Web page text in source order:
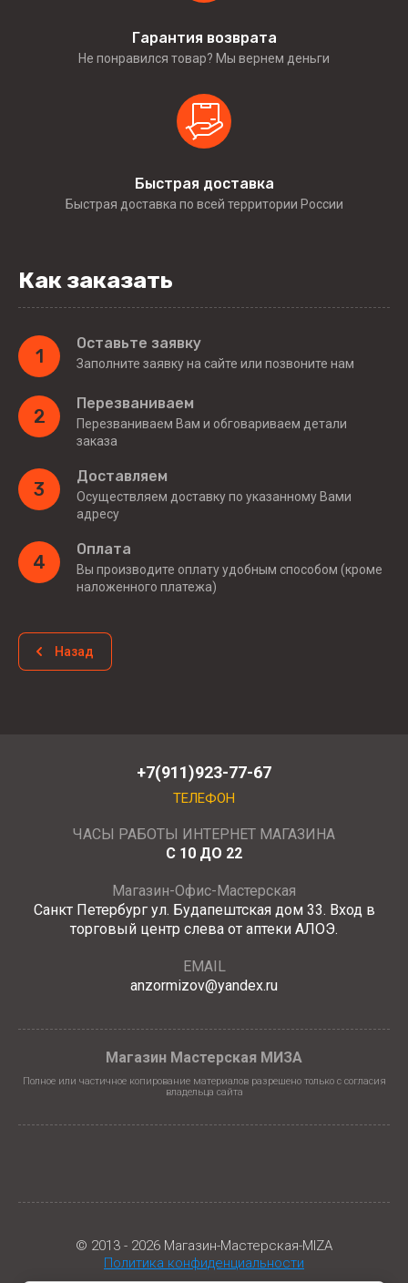
Гарантия возврата
Не понравился товар? Мы вернем деньги
Быстрая доставка
Быстрая доставка по всей территории России
Как заказать
1
Оставьте заявку
Заполните заявку на сайте или позвоните нам
2
Перезваниваем
Перезваниваем Вам и обговариваем детали
заказа
3
Доставляем
Осуществляем доставку по указанному Вами
адресу
4
Оплата
Вы производите оплату удобным способом (кроме
наложенного платежа)
Назад
+7(911)923-77-67
ТЕЛЕФОН
ЧАСЫ РАБОТЫ ИНТЕРНЕТ МАГАЗИНА
С 10 ДО 22
Магазин-Офис-Мастерская
Санкт Петербург ул. Будапештская дом 33. Вход в
торговый центр слева от аптеки АЛОЭ.
EMAIL
anzormizov@yandex.ru
Магазин Мастерская МИЗА
Полное или частичное копирование материалов разрешено только с согласия
владельца сайта
© 2013 - 2026 Магазин-Мастерская-MIZA
Политика конфиденциальности